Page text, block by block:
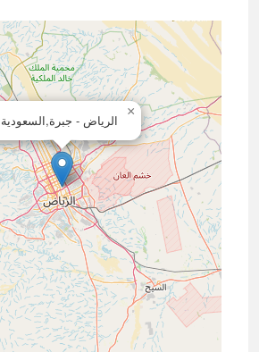
الرياض - جبرة,السعودية
×